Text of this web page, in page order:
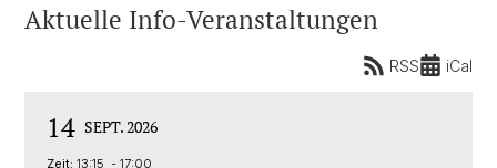
Aktuelle Info-Veranstaltungen
RSS iCal
14 SEPT. 2026
Zeit: 13:15 - 17:00